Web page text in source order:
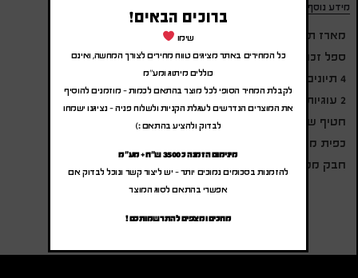
מידע נוסף
מארז תה אישי הכולל:
ספל זכוכית 330 מ"ל
4 תיונים של ויסוצקי
2 עוגיות לוטוס
חטיף שוקולד קינדר מקסי
כפית מתכתית
חבק ממותג בעיצוב אישי
ברוכים הבאים!
שימו
כל המחירים באתר מציגים טווח מחירים לצורך המחשה, ואינם
כוללים מיתוג ומע"מ
לקבלת המחיר הסופי לכל מוצר בהתאם לכמות – מוזמנים להוסיף
את המוצרים הנדרשים לעגלת הקניות ולשלוח פניה – נציגנו ישמחו
לבדוק ולהציע בהתאם :)
מינימום הזמנה כ 3500 ש"ח + מע"מ
להזמנות בסכומים נמוכים יותר – יש ליצור קשר ונוכל לבדוק אם
אפשרי בהתאם לסוג המוצר
מחכים ומצפים להתרשמותכם !